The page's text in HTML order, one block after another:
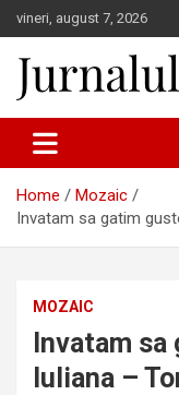
Skip
to
content
vineri, august 7, 2026
Jurnalul
Home
Mozaic
Invatam sa gatim
MOZAIC
Invatam
Iuliana –